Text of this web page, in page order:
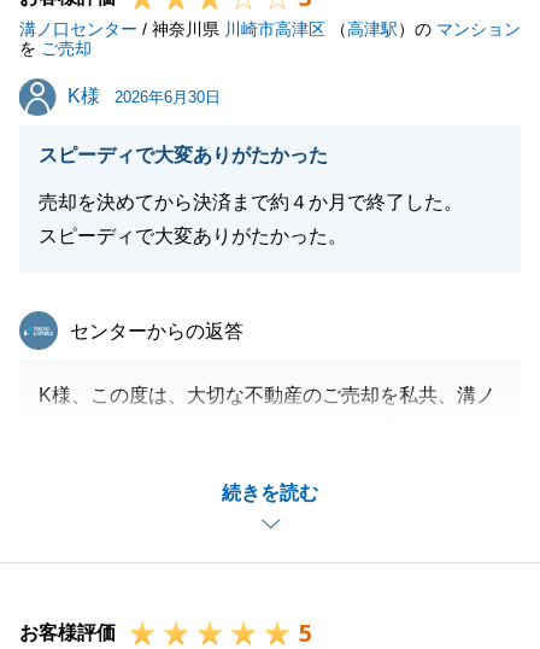
完成した際には是非お伺いしたいと思っておりますの
で、またご連絡させていただければと思います。
引き続きご愛顧のほど、宜しくお願い申し上げます。
閉じる
溝ノ口センター / 神奈川県 川崎市高津区 （高津駅）の マンション
を ご売却
K様
K様 2026年6月30日
スピーディで大変ありがたかった
売却を決めてから決済まで約４か月で終了した。
スピーディで大変ありがたかった。
続きを読む
東急リバブル
センターからの返答
K様、この度は、大切な不動産のご売却を私共、溝ノ
ご売却のご決断から最終的な決済まで、約4ヶ月とい
う期間でスムーズにお取引を進めることができ、私共
といたしましても大変安堵しておりますとともに、お
言葉をいただけましたことは、担当者として大きな励
お客様評価 5